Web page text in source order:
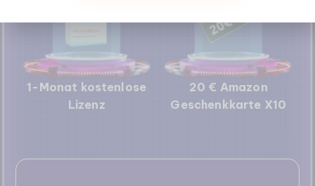
1-Monat kostenlose
Lizenz
20 € Amazon
Geschenkkarte X10